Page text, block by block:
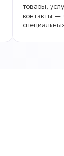
товары,
контакты —